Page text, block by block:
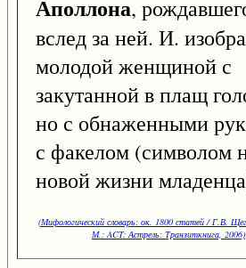
Аполлона,
вслед за ней. И.
молодой женщиной с
закутанной в плащ
но с обнаженными
с факелом (символом
новой жизни
(Мифологический словарь: ок. 1800 статей / Г.В.
М.: ACT: Астрель: Транзиткнига, 2006)